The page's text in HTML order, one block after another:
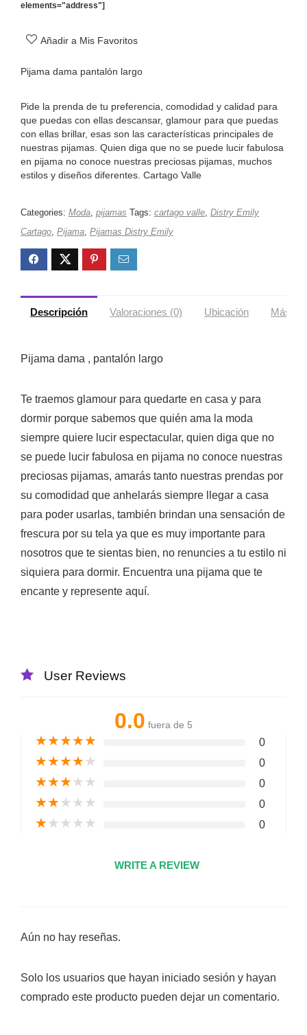
elements="address"]
Añadir a Mis Favoritos
Pijama dama pantalón largo
Pide la prenda de tu preferencia, comodidad y calidad para
que puedas con ellas descansar, glamour para que puedas
con ellas brillar, esas son las características principales de
nuestras pijamas. Quien diga que no se puede lucir fabulosa
en pijama no conoce nuestras preciosas pijamas, muchos
estilos y diseños diferentes. Cartago Valle
Categories: Moda, pijamas Tags: cartago valle, Distry Emily
Cartago, Pijama, Pijamas Distry Emily
Descripción Valoraciones (0) Ubicación Más
Pijama dama , pantalón largo
Te traemos glamour para quedarte en casa y para
dormir porque sabemos que quién ama la moda
siempre quiere lucir espectacular, quien diga que no
se puede lucir fabulosa en pijama no conoce nuestras
preciosas pijamas, amarás tanto nuestras prendas por
su comodidad que anhelarás siempre llegar a casa
para poder usarlas, también brindan una sensación de
frescura por su tela ya que es muy importante para
nosotros que te sientas bien, no renuncies a tu estilo ni
siquiera para dormir. Encuentra una pijama que te
encante y represente aquí.
User Reviews
0.0 fuera de 5
★★★★★ 0
★★★★★ 0
★★★★★ 0
★★★★★ 0
★★★★★ 0
WRITE A REVIEW
Aún no hay reseñas.
Solo los usuarios que hayan iniciado sesión y hayan
comprado este producto pueden dejar un comentario.